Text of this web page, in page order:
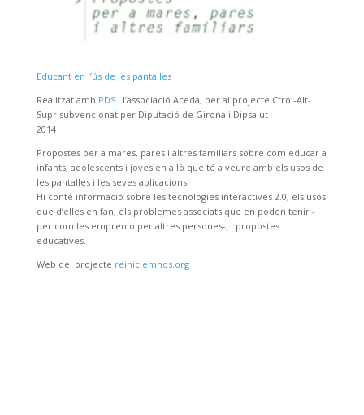
Educant en l’ús de les pantalles
Realitzat amb PDSi l’associació Aceda, per al projecte Ctrol-Alt-
Supr subvencionat per Diputació de Girona i Dipsalut
2014
Propostes per a mares, pares i altres familiars sobre com educar a
infants, adolescents i joves en allò que té a veure amb els usos de
les pantalles i les seves aplicacions.
Hi conté informació sobre les tecnologies interactives 2.0, els usos
que d’elles en fan, els problemes associats que en poden tenir -
per com les empren o per altres persones-, i propostes
educatives.
Web del projecte reiniciemnos.org